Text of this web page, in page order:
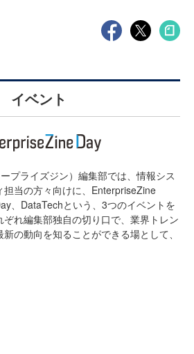
イベント
プライズジン）編集部では、情報シス
担当の方々向けに、EnterpriseZine
、DataTechという、3つのイベントを
れ編集部独自の切り口で、業界トレン
の動向を知ることができる場として、